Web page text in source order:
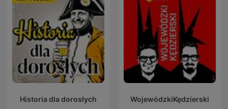
Historia dla dorosłych WojewódzkiKędzierski